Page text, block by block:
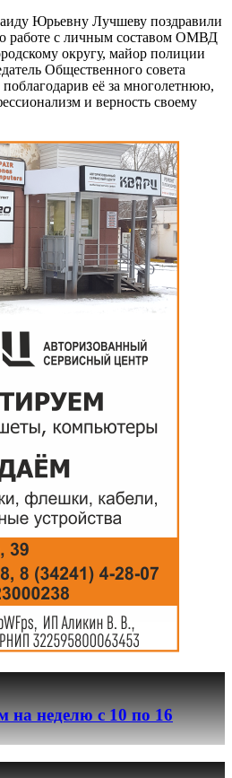
Юрьевну Лучшеву поздравили
работе с личным составом ОМВД
округу, майор полиции
Общественного совета
её за многолетнюю,
и верность своему
на неделю с 10 по 16